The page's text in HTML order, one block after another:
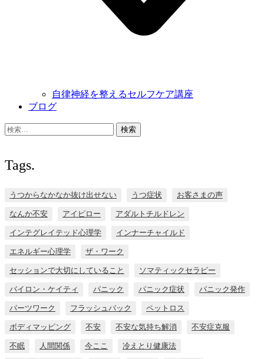
自律神経を整えるセルフケア講座
ブログ
検
Tags.
うつからなかなか抜け出せない うつ症状 お客さまの声
なんか不安 アイピロー アダルトチルドレン
インテグレイテッド心理学 インナーチャイルド
エネルギー心理学 ザ・ワーク
セッションで大切にしていること ソマティックセラピー
バイロン・ケイティ パニック パニック症状 パニック発作
パーツワーク フラッシュバック ペットロス
ボディマッピング 不安 不安な気持ち解消 不安症克服
不眠 人間関係 今ここ 冷えとり健康法